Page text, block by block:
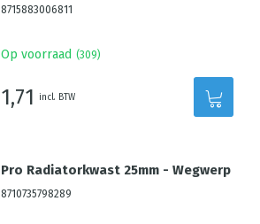
8715883006811
Op voorraad (309)
1,71 incl. BTW
Pro Radiatorkwast 25mm - Wegwerp
8710735798289